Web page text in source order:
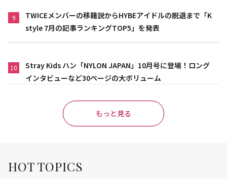
9
TWICEメンバーの移籍説からHYBEアイドルの脱退まで「K
style 7月の記事ランキングTOP5」を発表
10
Stray Kids ハン「NYLON JAPAN」10月号に登場！ロング
インタビューなど30ページの大ボリューム
もっと見る
HOT TOPICS